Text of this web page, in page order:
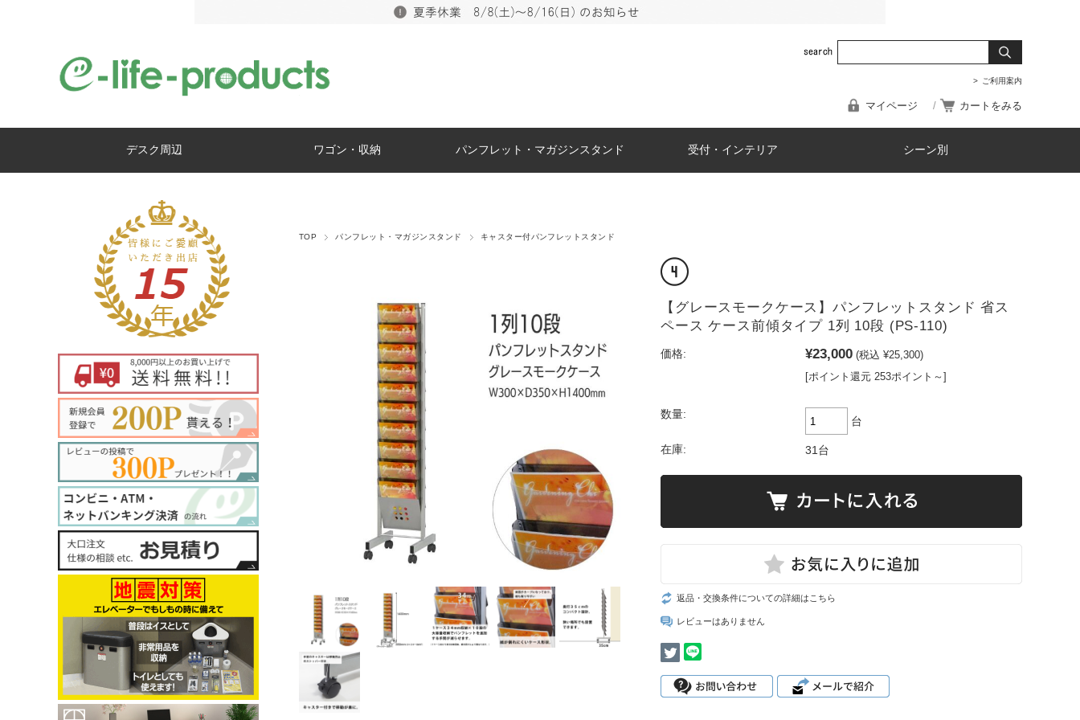
ご利用案内
マイページ カートをみる
デスク周辺 ワゴン・収納 パンフレット・マガジンスタンド 受付・インテリア シーン別
TOP パンフレット・マガジンスタンド キャスター付パンフレットスタンド
【グレースモークケース】パンフレットスタンド 省ス
ペース ケース前傾タイプ 1列 10段 (PS-110)
価格: ¥23,000 (税込 ¥25,300)
[ポイント還元 253ポイント～]
数量:
台
在庫: 31台
返品・交換条件についての詳細はこちら
レビューはありません